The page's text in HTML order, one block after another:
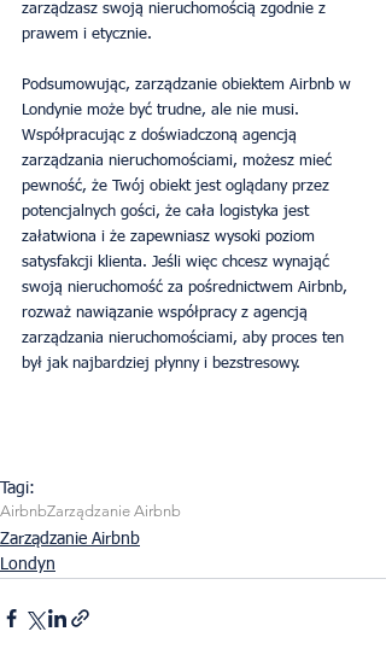
zarządzasz swoją nieruchomością zgodnie z
prawem i etycznie.
Podsumowując, zarządzanie obiektem Airbnb w
Londynie może być trudne, ale nie musi.
Współpracując z doświadczoną agencją
zarządzania nieruchomościami, możesz mieć
pewność, że Twój obiekt jest oglądany przez
potencjalnych gości, że cała logistyka jest
załatwiona i że zapewniasz wysoki poziom
satysfakcji klienta. Jeśli więc chcesz wynająć
swoją nieruchomość za pośrednictwem Airbnb,
rozważ nawiązanie współpracy z agencją
zarządzania nieruchomościami, aby proces ten
był jak najbardziej płynny i bezstresowy.
Tagi:
AirbnbZarządzanie Airbnb
Zarządzanie Airbnb
Londyn